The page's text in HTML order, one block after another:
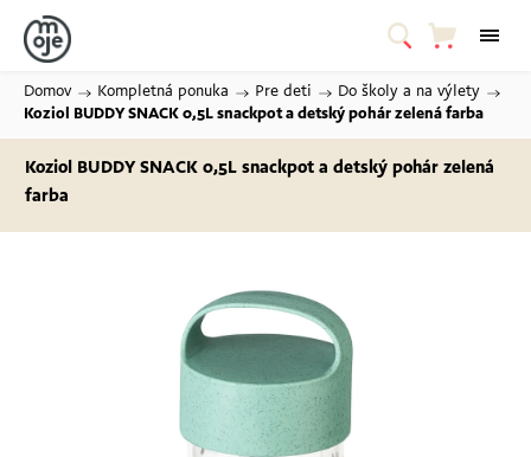
Domov / Kompletná ponuka / Pre deti / Do školy a na výlety /
Koziol BUDDY SNACK 0,5L snackpot a detský pohár zelená farba
Koziol BUDDY SNACK 0,5L snackpot a detský pohár zelená
farba